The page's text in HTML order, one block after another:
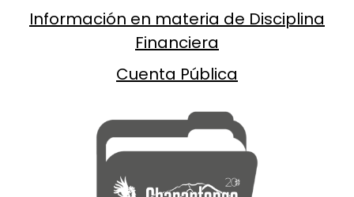
Información en materia de Disciplina
Financiera
Cuenta Pública